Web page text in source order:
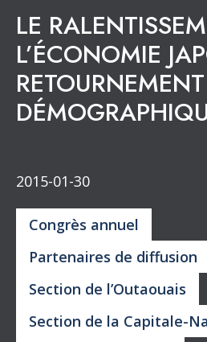
LE
L’ÉCONOMIE
RETOURNEMENT
2015-01-30
Congrès annuel
Partenaires de diffusion
Section de l’Outaouais
Section de la Capitale-